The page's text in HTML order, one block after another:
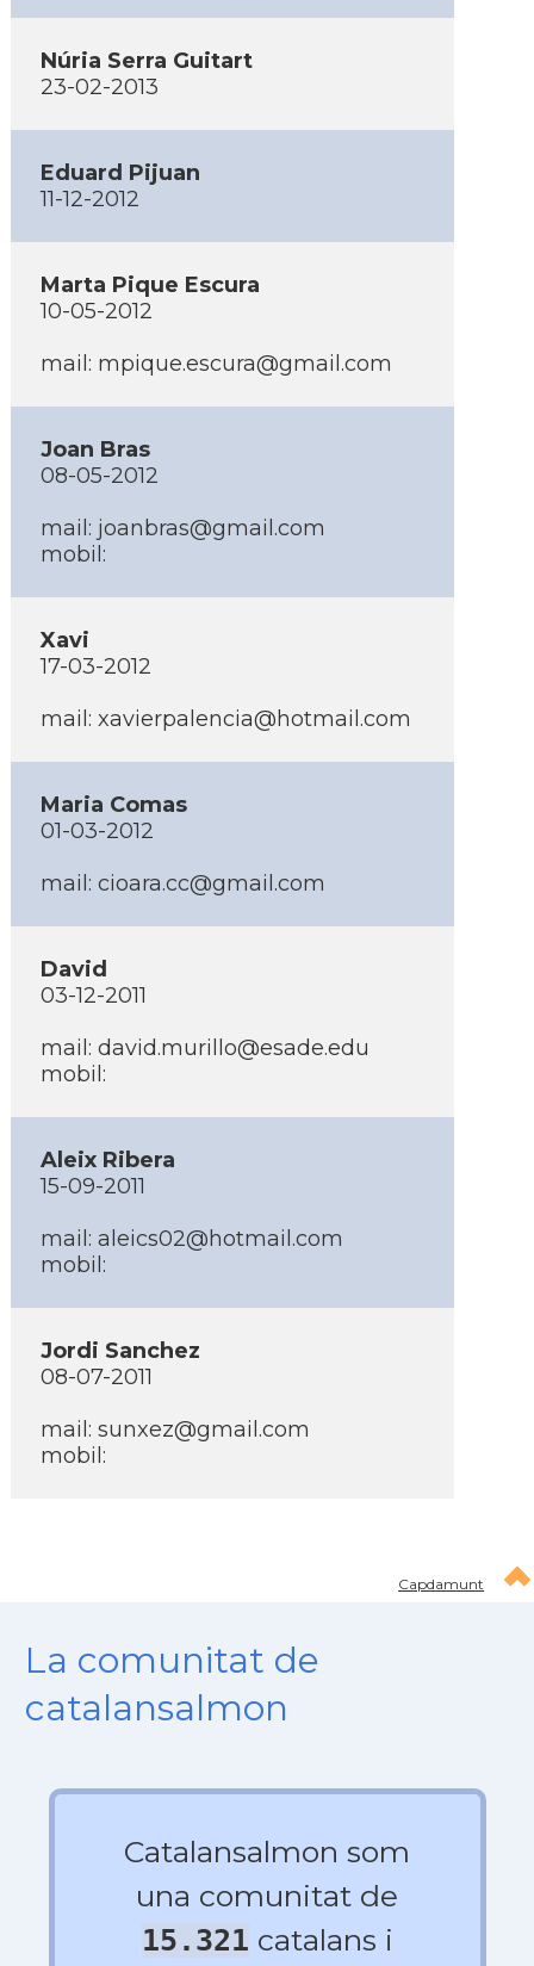
Núria Serra Guitart
23-02-2013
Eduard Pijuan
11-12-2012
Marta Pique Escura
10-05-2012
mail: mpique.escura@gmail.com
Joan Bras
08-05-2012
mail: joanbras@gmail.com
mobil:
Xavi
17-03-2012
mail: xavierpalencia@hotmail.com
Maria Comas
01-03-2012
mail: cioara.cc@gmail.com
David
03-12-2011
mail: david.murillo@esade.edu
mobil:
Aleix Ribera
15-09-2011
mail: aleics02@hotmail.com
mobil:
Jordi Sanchez
08-07-2011
mail: sunxez@gmail.com
mobil:
Capdamunt
La comunitat de
catalansalmon
Catalansalmon som
una comunitat de
15.321 catalans i